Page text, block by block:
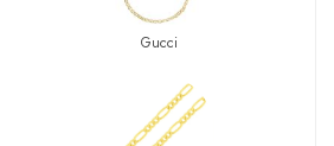
Gucci